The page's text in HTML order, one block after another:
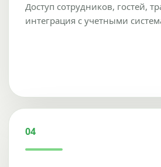
Доступ сотрудников, гостей,
интеграция с учетными
04